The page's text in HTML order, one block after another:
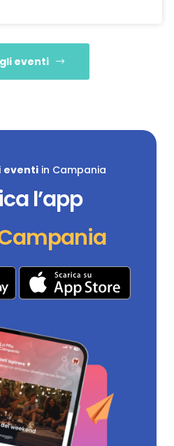
eventi
eventiin Campania
l’app